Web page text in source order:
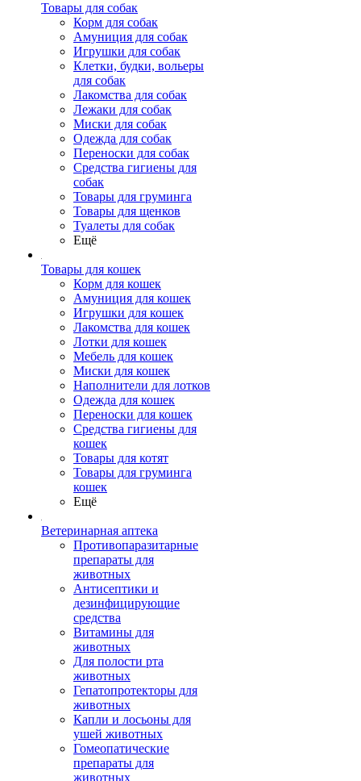
Товары для собак
Корм для собак
Амуниция для собак
Игрушки для собак
Клетки, будки, вольеры
для собак
Лакомства для собак
Лежаки для собак
Миски для собак
Одежда для собак
Переноски для собак
Средства гигиены для
собак
Товары для груминга
Товары для щенков
Туалеты для собак
Ещё
Товары для кошек
Корм для кошек
Амуниция для кошек
Игрушки для кошек
Лакомства для кошек
Лотки для кошек
Мебель для кошек
Миски для кошек
Наполнители для лотков
Одежда для кошек
Переноски для кошек
Средства гигиены для
кошек
Товары для котят
Товары для груминга
кошек
Ещё
Ветеринарная аптека
Противопаразитарные
препараты для
животных
Антисептики и
дезинфицирующие
средства
Витамины для
животных
Для полости рта
животных
Гепатопротекторы для
животных
Капли и лосьоны для
ушей животных
Гомеопатические
препараты для
животных